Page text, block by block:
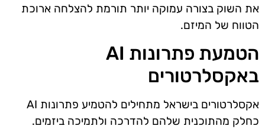
את השוק בצורה עמוקה יותר תורמת להצלחה ארוכת
הטווח של המיזם.
הטמעת פתרונות AI
באקסלרטורים
אקסלרטורים בישראל מתחילים להטמיע פתרונות AI
כחלק מהתוכנית שלהם להדרכה ולתמיכה ביזמים.